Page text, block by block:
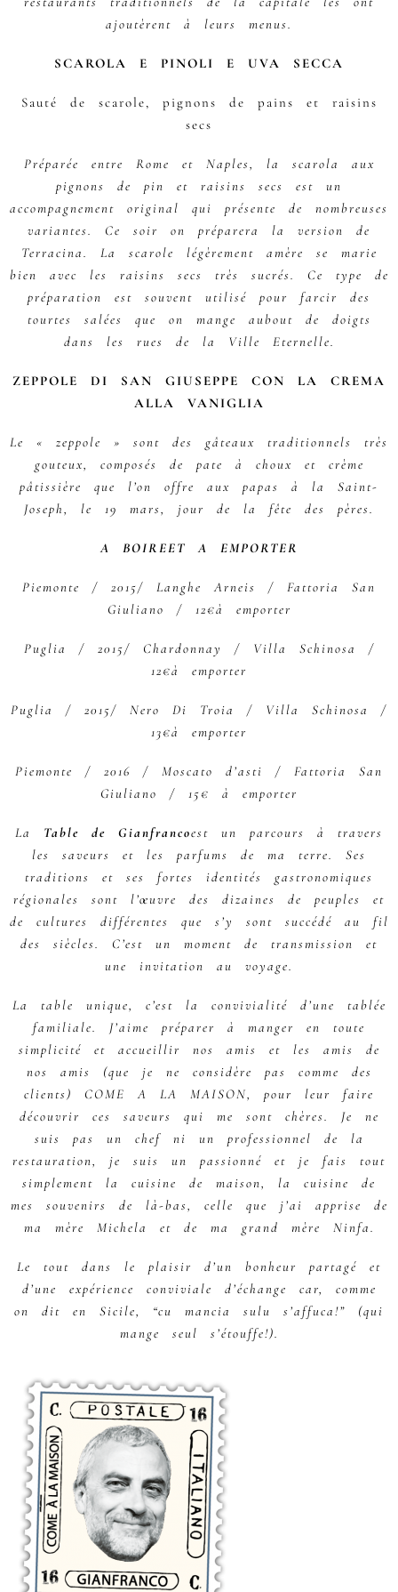
ajoutèrent à leurs menus.
SCAROLA E PINOLI E UVA SECCA
Sauté de scarole, pignons de pains et raisins
secs
Préparée entre Rome et Naples, la scarola aux
pignons de pin et raisins secs est un
accompagnement original qui présente de nombreuses
variantes. Ce soir on préparera la version de
Terracina. La scarole légèrement amère se marie
bien avec les raisins secs très sucrés. Ce type de
préparation est souvent utilisé pour farcir des
tourtes salées que on mange aubout de doigts
dans les rues de la Ville Eternelle.
ZEPPOLE DI SAN GIUSEPPE CON LA CREMA
ALLA VANIGLIA
Le « zeppole » sont des gâteaux traditionnels très
gouteux, composés de pate à choux et crème
pâtissière que l’on offre aux papas à la Saint-
Joseph, le 19 mars, jour de la fête des pères.
A BOIREET A EMPORTER
Piemonte / 2015/ Langhe Arneis / Fattoria San
Giuliano / 12€à emporter
Puglia / 2015/ Chardonnay / Villa Schinosa /
12€à emporter
Puglia / 2015/ Nero Di Troia / Villa Schinosa /
13€à emporter
Piemonte / 2016 / Moscato d’asti / Fattoria San
Giuliano / 15€ à emporter
La Table de Gianfrancoest un parcours à travers
les saveurs et les parfums de ma terre. Ses
traditions et ses fortes identités gastronomiques
régionales sont l’œuvre des dizaines de peuples et
de cultures différentes que s’y sont succédé au fil
des siècles. C’est un moment de transmission et
une invitation au voyage.
La table unique, c’est la convivialité d’une tablée
familiale. J’aime préparer à manger en toute
simplicité et accueillir nos amis et les amis de
nos amis (que je ne considère pas comme des
clients) COME A LA MAISON, pour leur faire
découvrir ces saveurs qui me sont chères. Je ne
suis pas un chef ni un professionnel de la
restauration, je suis un passionné et je fais tout
simplement la cuisine de maison, la cuisine de
mes souvenirs de là-bas, celle que j’ai apprise de
ma mère Michela et de ma grand mère Ninfa.
Le tout dans le plaisir d’un bonheur partagé et
d’une expérience conviviale d’échange car, comme
on dit en Sicile, “cu mancia sulu s’affuca!” (qui
mange seul s’étouffe!).